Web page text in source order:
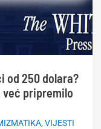
od 250 dolara?
pripremilo
,VIJESTI